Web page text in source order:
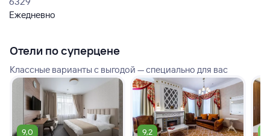
Ежедневно
Отели по суперцене
Классные варианты с выгодой — специально для вас
9,0 9,2